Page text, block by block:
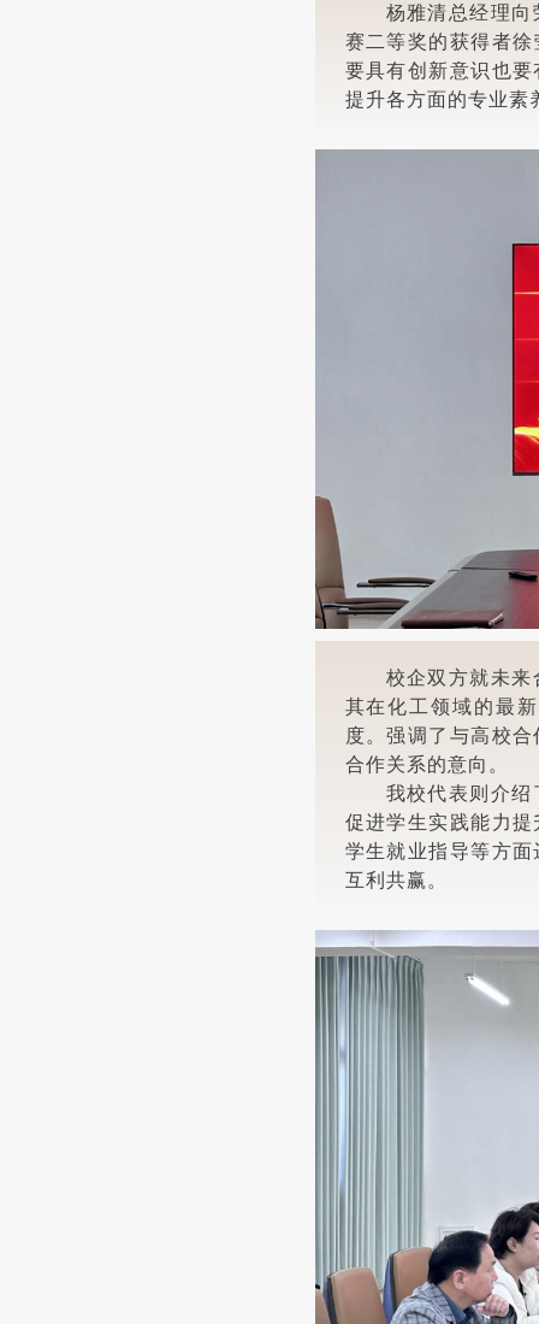
杨雅清总经理
赛二等奖的获得者
要具有创新意识也
提升各方面的专业素
校企双方就未
其在化工领域的最
度。强调了与高校
合作关系的意向。
我校代表则介
促进学生实践能力
学生就业指导等方
互利共赢。